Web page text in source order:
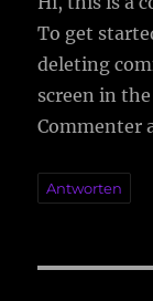
To get
deleting
screen in
Commenter
Antworten